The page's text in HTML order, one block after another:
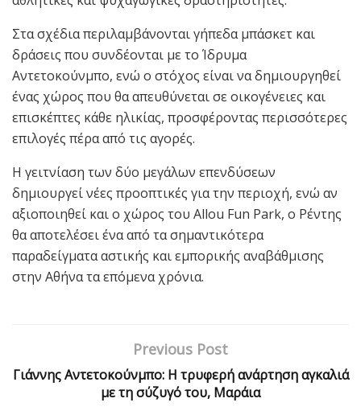
Στα σχέδια περιλαμβάνονται γήπεδα μπάσκετ και
δράσεις που συνδέονται με το Ίδρυμα
Αντετοκούνμπο, ενώ ο στόχος είναι να δημιουργηθεί
ένας χώρος που θα απευθύνεται σε οικογένειες και
επισκέπτες κάθε ηλικίας, προσφέροντας περισσότερες
επιλογές πέρα από τις αγορές.
Η γειτνίαση των δύο μεγάλων επενδύσεων
δημιουργεί νέες προοπτικές για την περιοχή, ενώ αν
αξιοποιηθεί και ο χώρος του Allοu Fun Park, ο Ρέντης
θα αποτελέσει ένα από τα σημαντικότερα
παραδείγματα αστικής και εμπορικής αναβάθμισης
στην Αθήνα τα επόμενα χρόνια.
Previous Post
Γιάννης Αντετοκούνμπο: Η τρυφερή ανάρτηση αγκαλιά
με τη σύζυγό του, Μαράια